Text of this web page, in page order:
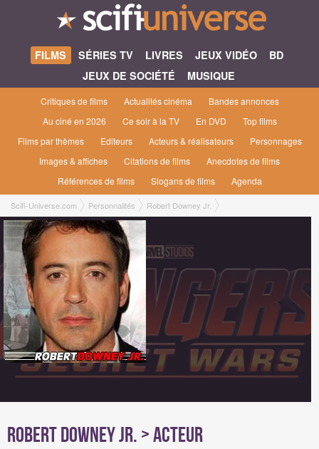
FILMS SÉRIES TV LIVRES JEUX VIDÉO
BD
JEUX DE SOCIÉTÉ
MUSIQUE
Critiques de films Actualités cinéma
Bandes annonces
Au ciné en 2026
Ce soir à la TV En DVD
Top films
Films par thèmes
Editeurs Acteurs & réalisateurs
Personnages
Images & affiches
Citations de films
Anecdotes de films
Références de films
Slogans de films Agenda
Scifi-Universe.com Personnalités Robert Downey Jr.
Robert Downey Jr.> Acteur